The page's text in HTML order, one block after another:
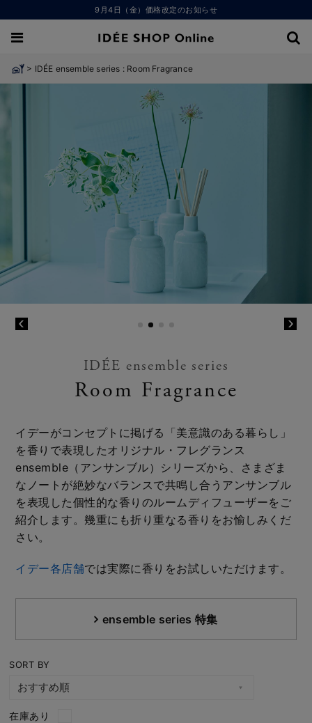
9月4日（金）価格改定のお知らせ
> IDÉE ensemble series : Room Fragrance
IDÉE ensemble series
Room Fragrance
イデーがコンセプトに掲げる「美意識のある暮らし」
を香りで表現したオリジナル・フレグランス
ensemble（アンサンブル）シリーズから、さまざま
なノートが絶妙なバランスで共鳴し合うアンサンブル
を表現した個性的な香りのルームディフューザーをご
紹介します。幾重にも折り重なる香りをお愉しみくだ
さい。
イデー各店舗では実際に香りをお試しいただけます。
ensemble series 特集
SORT BY
在庫あり